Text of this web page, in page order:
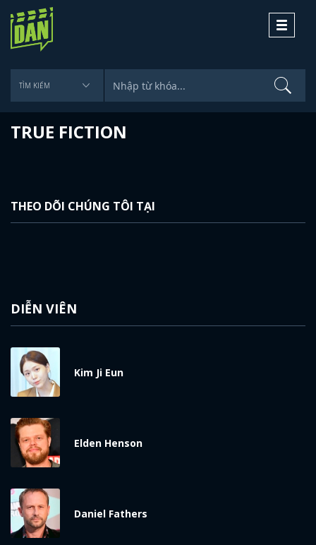
Toggle
TRUE FICTION
THEO DÕI CHÚNG TÔI TẠI
DIỄN VIÊN
Kim Ji Eun
Elden Henson
Daniel Fathers